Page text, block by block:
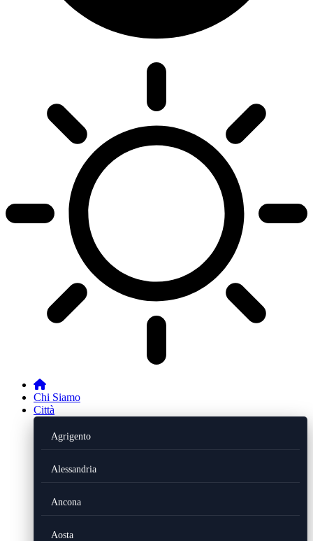
Chi Siamo
Città
Agrigento
Alessandria
Ancona
Aosta